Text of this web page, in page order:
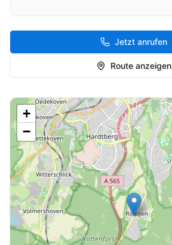
Jetzt anrufen
Route anzeigen
+
−